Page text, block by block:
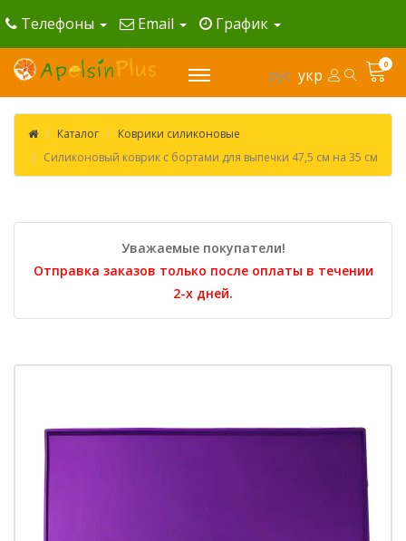
Телефоны Email График
рус укр
0
Каталог
Коврики силиконовые
Силиконовый коврик с бортами для выпечки 47,5 см на 35 см
Уважаемые покупатели!
Отправка заказов только после оплаты в течении
2-х дней.